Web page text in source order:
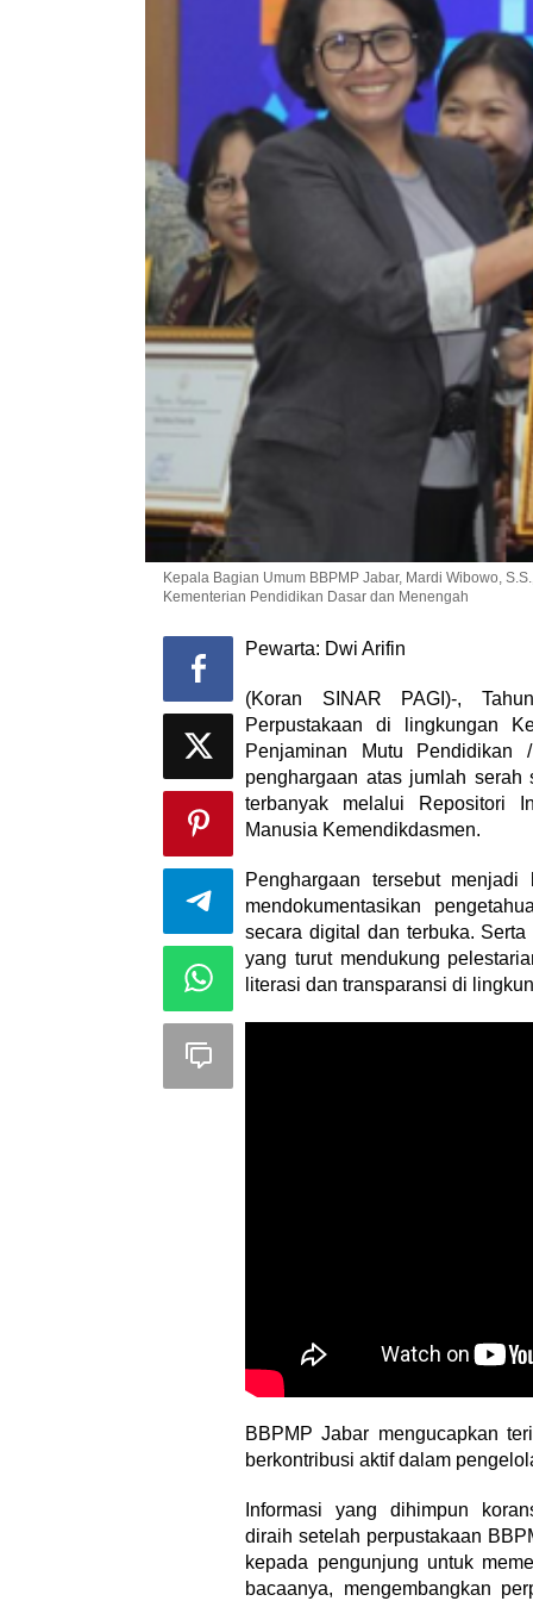
Kepala Bagian Umum BBPMP Jabar, Mardi Wibowo,
Kementerian Pendidikan Dasar dan Menengah
Pewarta: Dwi Arifin
(Koran SINAR PAGI)-,
Perpustakaan di lingkungan
Penjaminan Mutu
penghargaan atas jumlah serah
terbanyak melalui Repositori
Manusia Kemendikdasmen.
Penghargaan tersebut
mendokumentasikan
secara digital dan terbuka.
yang turut mendukung
literasi dan transparansi di
BBPMP Jabar mengucapkan
berkontribusi aktif dalam
Informasi yang dihimpun
diraih setelah perpustakaan
kepada pengunjung untuk
bacaanya, mengembangkan
Wali Kota
Pengurus
Depok